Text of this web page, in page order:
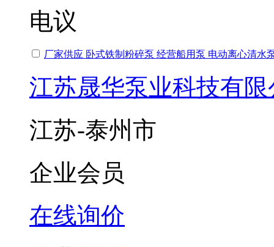
电议
厂家供应 卧式铁制粉碎泵 经营船用泵 电动离心清水
江苏晟华泵业科技有限
江苏-泰州市
企业会员
在线询价